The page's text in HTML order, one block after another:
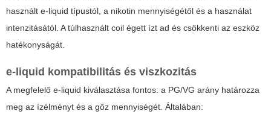
használt e-liquid típustól, a nikotin mennyiségétől és a használat
intenzitásától. A túlhasznált coil égett ízt ad és csökkenti az eszköz
hatékonyságát.
e-liquid kompatibilitás és viszkozitás
A megfelelő e-liquid kiválasztása fontos: a PG/VG arány határozza
meg az ízélményt és a gőz mennyiségét. Általában: